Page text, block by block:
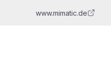
www.mimatic.de